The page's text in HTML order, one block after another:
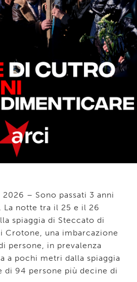
2026 – Sono passati 3 anni
La notte tra il 25 e il 26
spiaggia di Steccato di
Crotone, una imbarcazione
persone, in prevalenza
a pochi metri dalla spiaggia
di 94 persone più decine di